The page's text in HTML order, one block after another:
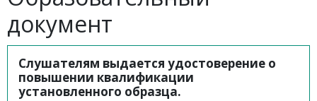
документ
Слушателям выдается удостоверение о
повышении квалификации
установленного образца.